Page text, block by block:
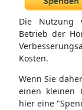
Die Nutzung
Betrieb der
Kosten.
Wenn Sie
einen kleinen
hier eine